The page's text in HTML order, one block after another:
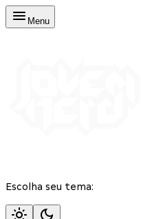
Menu
Escolha seu tema: